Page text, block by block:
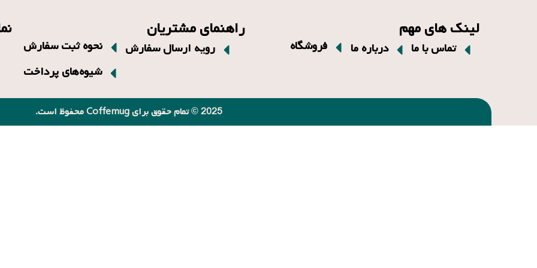
لینک های مهم
فروشگاه درباره ما تماس با ما
راهنمای مشتریان
نحوه ثبت سفارش
رویه ارسال سفارش
شیوه‌های پرداخت
2025 © تمام حقوق برای Coffemug محفوظ است.